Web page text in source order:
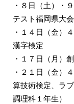
・８日（土）・
テスト福岡県大会
・１４日（金）
漢字検定
・１７日（月）
・２１日（金）
算技術検定、ラ
調理科１年生）